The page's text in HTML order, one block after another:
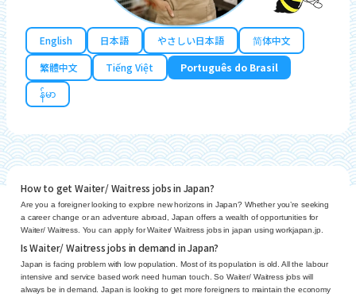
English 日本語 やさしい日本語
简体中文
繁體中文
Tiếng Việt
Português do Brasil
န်မာ
How to get Waiter/ Waitress jobs in Japan?
Are you a foreigner looking to explore new horizons in Japan? Whether you’re seeking
a career change or an adventure abroad, Japan offers a wealth of opportunities for
Waiter/ Waitress. You can apply for Waiter/ Waitress jobs in japan using workjapan.jp.
Is Waiter/ Waitress jobs in demand in Japan?
Japan is facing problem with low population. Most of its population is old. All the labour
intensive and service based work need human touch. So Waiter/ Waitress jobs will
always be in demand. Japan is looking to get more foreigners to maintain the economy